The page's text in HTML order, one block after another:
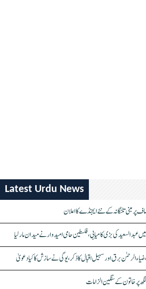
Latest Urdu News
پر مبنی تلنگانہ کے نئے ایجنڈے کا اعلان
کی بڑی کامیابی، فلسطین حامی امیدوار نے میدان مار لیا
الرحمٰن برق اور سہیل اقبال کا ذکر، یوگی نے سازش کا کیا دعویٰ
پر خاتون کے سنگین الزامات